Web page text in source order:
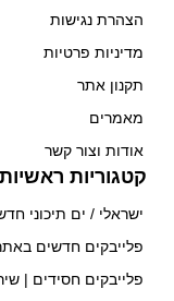
הצהרת נגישות
מדיניות פרטיות
תקנון אתר
מאמרים
אודות וצור קשר
קטגוריות ראשיות
ישראלי / ים תיכוני
פלייבקים חדשים
פלייבקים חסידים |